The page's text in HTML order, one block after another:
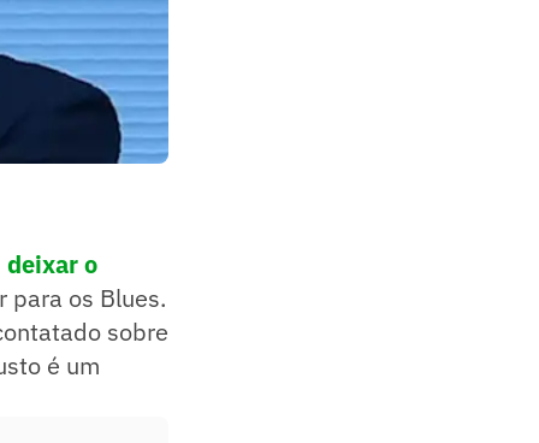
deixar o
para os Blues.
sobre
é um